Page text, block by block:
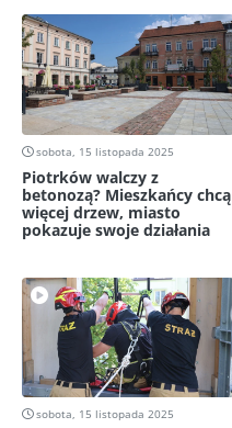
sobota, 15 listopada 2025
Piotrków walczy z
betonozą? Mieszkańcy chcą
więcej drzew, miasto
pokazuje swoje działania
sobota, 15 listopada 2025